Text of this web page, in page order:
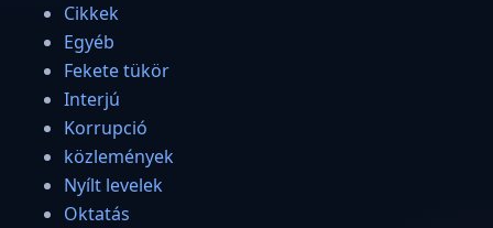
Cikkek
Egyéb
Fekete tükör
Interjú
Korrupció
közlemények
Nyílt levelek
Oktatás